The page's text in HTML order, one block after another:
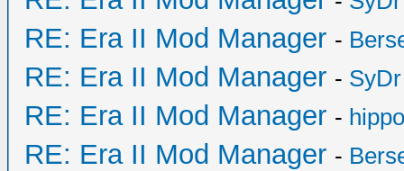
RE: Era II Mod Manager -
RE: Era II Mod Manager - SyDr
RE: Era II Mod Manager -
RE: Era II Mod Manager -